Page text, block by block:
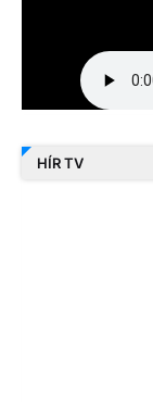
HÍR TV